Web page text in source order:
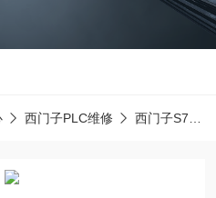
西门子PLC维修 西门子S7-1500PLC解密